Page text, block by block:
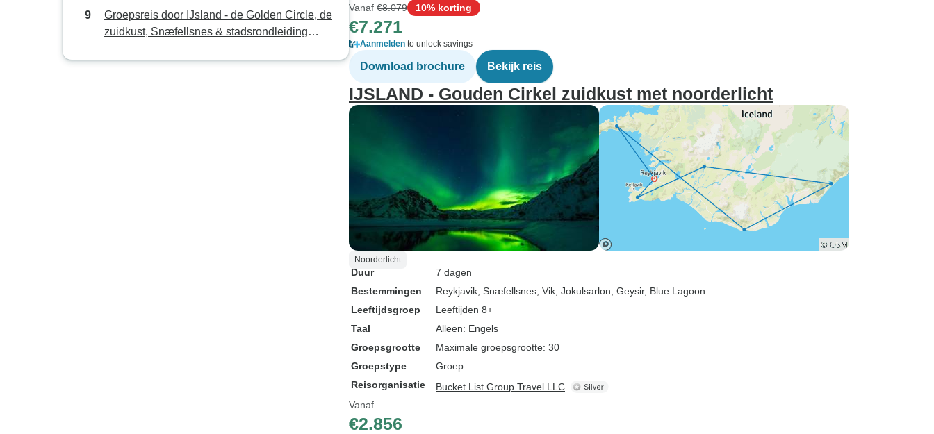
Groepsreis door IJsland - de Golden Circle, de
zuidkust, Snæfellsnes & stadsrondleiding
dagen
Vanaf €8.079 10% korting
€7.271
Aanmelden to unlock savings
Download brochure Bekijk reis
IJSLAND - Gouden Cirkel zuidkust met noorderlicht
Noorderlicht
Duur
7 dagen
Bestemmingen
Reykjavik , Snæfellsnes , Vik , Jokulsarlon , Geysir, Blue Lagoon
Leeftijdsgroep
Leeftijden 8+
Taal
Alleen: Engels
Groepsgrootte
Maximale groepsgrootte: 30
Groepstype
Groep
Reisorganisatie
Bucket List Group Travel LLC
Vanaf
€2.856